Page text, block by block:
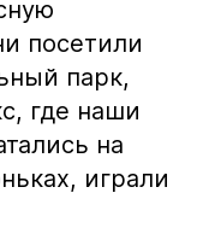
посетили
парк,
где наши
на
играли